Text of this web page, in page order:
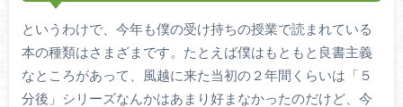
というわけで、今年も僕の受け持ちの授業で読まれている
本の種類はさまざまです。たとえば僕はもともと良書主義
なところがあって、風越に来た当初の２年間くらいは「５
分後」シリーズなんかはあまり好まなかったのだけど、今